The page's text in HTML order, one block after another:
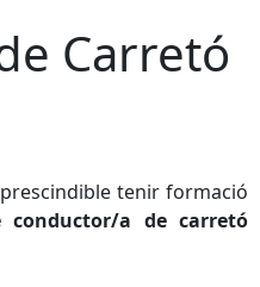
Carretó
tenir formació
conductor/a de carretó